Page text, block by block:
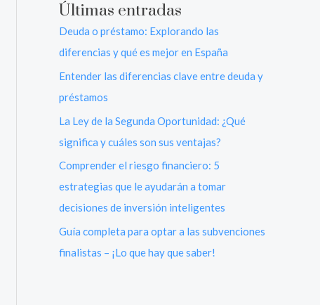
Últimas entradas
Deuda o préstamo: Explorando las
diferencias y qué es mejor en España
Entender las diferencias clave entre deuda y
préstamos
La Ley de la Segunda Oportunidad: ¿Qué
significa y cuáles son sus ventajas?
Comprender el riesgo financiero: 5
estrategias que le ayudarán a tomar
decisiones de inversión inteligentes
Guía completa para optar a las subvenciones
finalistas – ¡Lo que hay que saber!